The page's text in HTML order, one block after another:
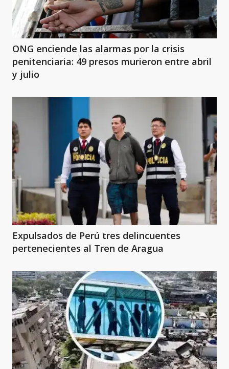
ONG enciende las alarmas por la crisis
penitenciaria: 49 presos murieron entre abril
y julio
Expulsados de Perú tres delincuentes
pertenecientes al Tren de Aragua